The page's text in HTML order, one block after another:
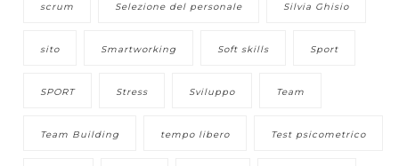
scrum Selezione del personale Silvia Ghisio
sito Smartworking Soft skills Sport
SPORT Stress Sviluppo Team
Team Building tempo libero Test psicometrico